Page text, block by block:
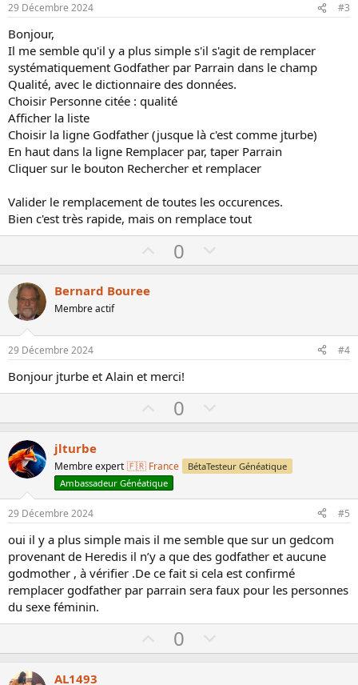
t
29 Décembre 2024 #3
Bonjour,
Il me semble qu'il y a plus simple s'il s'agit de remplacer
systématiquement Godfather par Parrain dans le champ
Qualité, avec le dictionnaire des données.
Choisir Personne citée : qualité
Afficher la liste
Choisir la ligne Godfather (jusque là c'est comme jturbe)
En haut dans la ligne Remplacer par, taper Parrain
Cliquer sur le bouton Rechercher et remplacer
Valider le remplacement de toutes les occurences.
Bien c'est très rapide, mais on remplace tout
U
p
e
0
o
o
t
Bernard Bouree
Membre actif
29 Décembre 2024 #4
Bonjour jturbe et Alain et merci!
U
p
o
t
e
0
o
n
o
t
e
jlturbe
Membre expert 🇫🇷 France
BétaTesteur Généatique
Ambassadeur Généatique
29 Décembre 2024 #5
oui il y a plus simple mais il me semble que sur un gedcom
provenant de Heredis il n’y a que des godfather et aucune
godmother , à vérifier .De ce fait si cela est confirmé
remplacer godfather par parrain sera faux pour les personnes
du sexe féminin.
U
p
0
o
AL1493